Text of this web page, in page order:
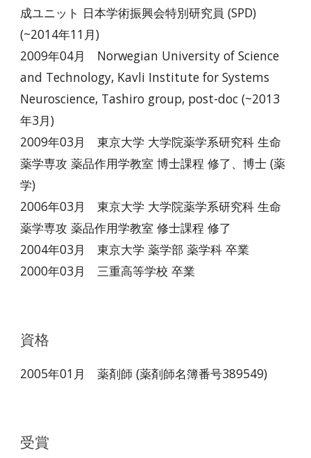
成ユニット 日本学術振興会特別研究員 (SPD)
(~2014年11月)
2009年04月 Norwegian University of Science
and Technology, Kavli Institute for Systems
Neuroscience, Tashiro group, post-doc (~2013
年3月)
2009年03月 東京大学 大学院薬学系研究科 生命
薬学専攻 薬品作用学教室 博士課程 修了、博士 (薬
学)
2006年03月 東京大学 大学院薬学系研究科 生命
薬学専攻 薬品作用学教室 修士課程 修了
2004年03月 東京大学 薬学部 薬学科 卒業
2000年03月 三重高等学校 卒業
資格
2005年01月 薬剤師 (薬剤師名簿番号389549)
受賞